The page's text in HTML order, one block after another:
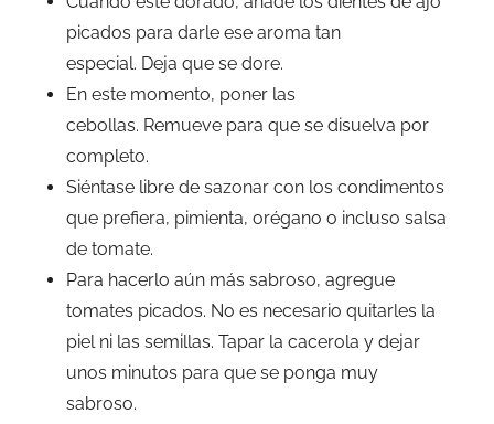
picados para darle ese aroma tan
especial. Deja que se dore.
En este momento, poner las
cebollas. Remueve para que se disuelva por
completo.
Siéntase libre de sazonar con los condimentos
que prefiera, pimienta, orégano o incluso salsa
de tomate.
Para hacerlo aún más sabroso, agregue
tomates picados. No es necesario quitarles la
piel ni las semillas. Tapar la cacerola y dejar
unos minutos para que se ponga muy
sabroso.